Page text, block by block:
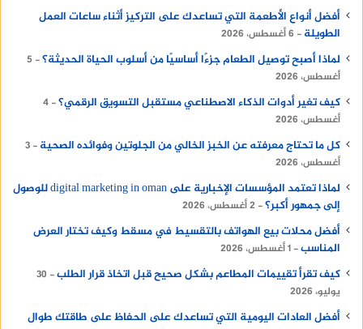
أفضل أنواع الأطعمة التي تساعدك على التركيز أثناء ساعات العمل
الطويلة
6 أغسطس، 2026
لماذا أصبح توصيل الطعام جزءًا أساسيًا من أسلوب الحياة الحديثة؟
5
أغسطس، 2026
كيف تغير أدوات الذكاء الاصطناعي مستقبل التسويق الرقمي؟ 4
أغسطس، 2026
كل ما تحتاج معرفته عن الخبز الخالي من الجلوتين وفوائده الصحية
3
أغسطس، 2026
لماذا تعتمد المؤسسات الإخبارية على digital marketing in oman للوصول
إلى جمهور أكبر؟ 2 أغسطس، 2026
أفضل محلات بيع الهواتف بالتقسيط في مسقط وكيف تختار العرض
المناسب 1 أغسطس، 2026
كيف تقرأ تقييمات المطاعم بشكل صحيح قبل اتخاذ قرار الطلب
30
يوليو، 2026
أفضل العادات اليومية التي تساعدك على الحفاظ على طاقتك طوال